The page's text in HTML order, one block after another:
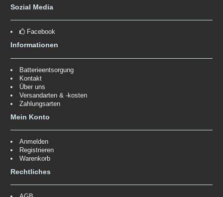
Sozial Media
Facebook
Informationen
Batterieentsorgung
Kontakt
Über uns
Versandarten & -kosten
Zahlungsarten
Mein Konto
Anmelden
Registrieren
Warenkorb
Rechtliches